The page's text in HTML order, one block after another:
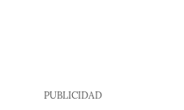
PUBLICIDAD